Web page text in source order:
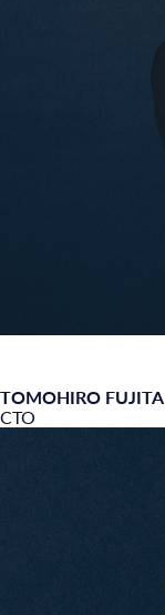
TOMOHIRO FUJITA
CTO